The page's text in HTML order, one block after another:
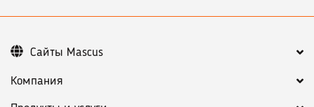
Компания
Сайты Mascus